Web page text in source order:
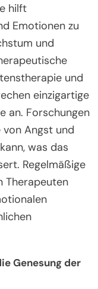
hilft
Emotionen zu
und
und
einzigartige
an. Forschungen
von Angst und
was das
Regelmäßige
Therapeuten
Genesung der